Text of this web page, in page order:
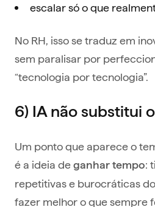
escalar só o que
No RH, isso se traduz em
sem paralisar por
“tecnologia por tecnologia”.
6) IA não substitui
Um ponto que aparece o
é a ideia de ganhar tempo:
repetitivas e burocráticas
fazer melhor o que sempre